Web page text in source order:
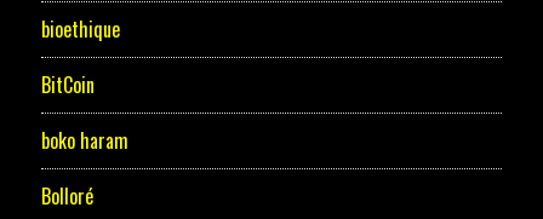
bioethique
BitCoin
boko haram
Bolloré